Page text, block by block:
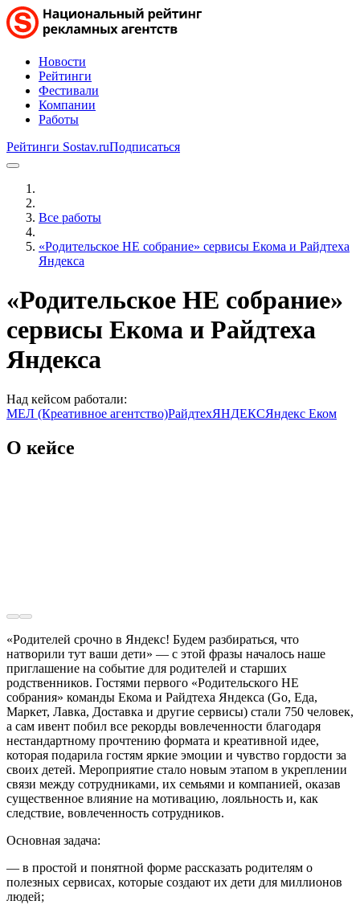
Новости
Рейтинги
Фестивали
Компании
Работы
Рейтинги Sostav.ruПодписаться
Все работы
«Родительское НЕ собрание» сервисы Екома и Райдтеха
Яндекса
«Родительское НЕ собрание»
сервисы Екома и Райдтеха
Яндекса
Над кейсом работали:
МЕЛ (Креативное агентство)РайдтехЯНДЕКСЯндекс Еком
О кейсе
«Родителей срочно в Яндекс! Будем разбираться, что
натворили тут ваши дети» — с этой фразы началось наше
приглашение на событие для родителей и старших
родственников. Гостями первого «Родительского НЕ
собрания» команды Екома и Райдтеха Яндекса (Go, Еда,
Маркет, Лавка, Доставка и другие сервисы) стали 750 человек,
а сам ивент побил все рекорды вовлеченности благодаря
нестандартному прочтению формата и креативной идее,
которая подарила гостям яркие эмоции и чувство гордости за
своих детей. Мероприятие стало новым этапом в укреплении
связи между сотрудниками, их семьями и компанией, оказав
существенное влияние на мотивацию, лояльность и, как
следствие, вовлеченность сотрудников.
Основная задача:
— в простой и понятной форме рассказать родителям о
полезных сервисах, которые создают их дети для миллионов
людей;